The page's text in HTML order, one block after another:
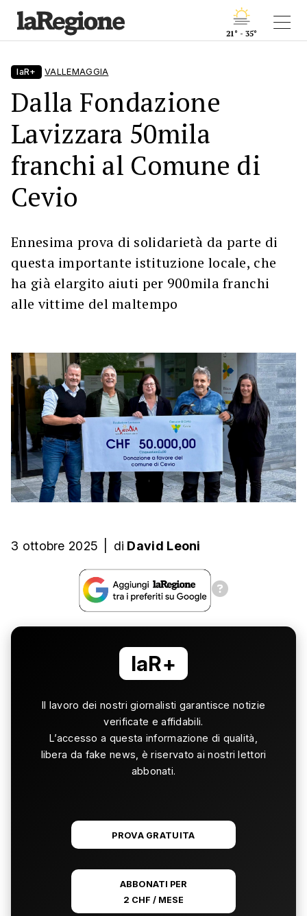
21° - 35°
laR+ VALLEMAGGIA
Dalla Fondazione
Lavizzara 50mila
franchi al Comune di
Cevio
Ennesima prova di solidarietà da parte di
questa importante istituzione locale, che
ha già elargito aiuti per 900mila franchi
alle vittime del maltempo
3 ottobre 2025 di David Leoni
laR+
Il lavoro dei nostri giornalisti garantisce notizie
verificate e affidabili.
L’accesso a questa informazione di qualità,
libera da fake news, è riservato ai nostri lettori
abbonati.
PROVA GRATUITA
ABBONATI PER
2 CHF / MESE